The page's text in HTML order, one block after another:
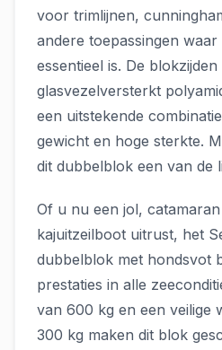
voor trimlijnen,
andere toepassingen waar
essentieel is. De
glasvezelversterkt
een uitstekende
gewicht en hoge sterkte.
dit dubbelblok een van de
Of u nu een jol,
kajuitzeilboot uitrust, het
dubbelblok met hondsvot
prestaties in alle
van 600 kg en een veilige
300 kg maken dit blok